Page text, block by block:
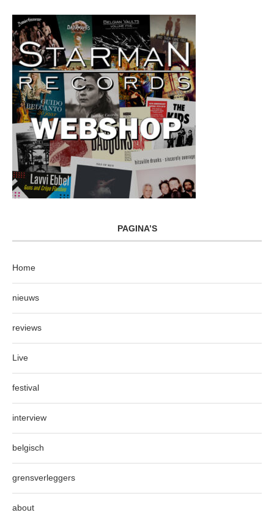
PAGINA’S
Home
nieuws
reviews
Live
festival
interview
belgisch
grensverleggers
about